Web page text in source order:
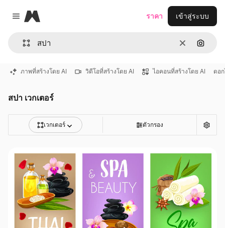
Close menu
Magnific
ชัดเจนค้นหา
ราคา เข้าสู่ระบบ
ภาพที่สร้างโดย AI วิดีโอที่สร้างโดย AI ไอคอนที่สร้างโดย AI ดอ
สปา เวกเตอร์
เวกเตอร์ ตัวกรอง